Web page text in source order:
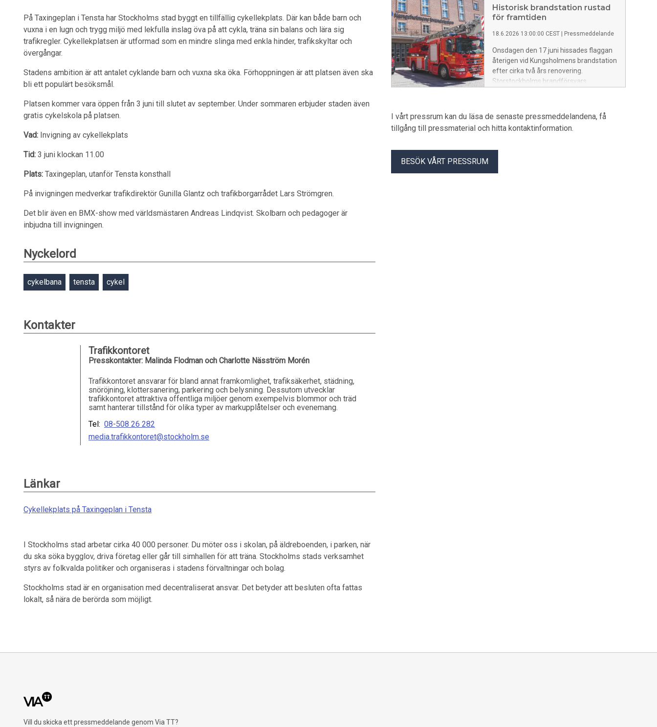
På Taxingeplan i Tensta har Stockholms stad byggt en tillfällig cykellekplats. Där kan både barn och
vuxna i en lugn och trygg miljö med lekfulla inslag öva på att cykla, träna sin balans och lära sig
trafikregler. Cykellekplatsen är utformad som en mindre slinga med enkla hinder, trafikskyltar och
övergångar.
Stadens ambition är att antalet cyklande barn och vuxna ska öka. Förhoppningen är att platsen även ska
bli ett populärt besöksmål.
Platsen kommer vara öppen från 3 juni till slutet av september. Under sommaren erbjuder staden även
gratis cykelskola på platsen.
Vad: Invigning av cykellekplats
Tid: 3 juni klockan 11.00
Plats: Taxingeplan, utanför Tensta konsthall
På invigningen medverkar trafikdirektör Gunilla Glantz och trafikborgarrådet Lars Strömgren.
Det blir även en BMX-show med världsmästaren Andreas Lindqvist. Skolbarn och pedagoger är
inbjudna till invigningen.
Nyckelord
cykelbana tensta cykel
Kontakter
Trafikkontoret
Presskontakter: Malinda Flodman och Charlotte Näsström Morén
Trafikkontoret ansvarar för bland annat framkomlighet, trafiksäkerhet, städning,
snöröjning, klottersanering, parkering och belysning. Dessutom utvecklar
trafikkontoret attraktiva offentliga miljöer genom exempelvis blommor och träd
samt hanterar tillstånd för olika typer av markupplåtelser och evenemang.
Tel: 08-508 26 282
media.trafikkontoret@stockholm.se
Länkar
Cykellekplats på Taxingeplan i Tensta
I Stockholms stad arbetar cirka 40 000 personer. Du möter oss i skolan, på äldreboenden, i parken, när
du ska söka bygglov, driva företag eller går till simhallen för att träna. Stockholms stads verksamhet
styrs av folkvalda politiker och organiseras i stadens förvaltningar och bolag.
Stockholms stad är en organisation med decentraliserat ansvar. Det betyder att besluten ofta fattas
lokalt, så nära de berörda som möjligt.
eleverna som nyligen gick ut årskurs 9
har behörighet till gymnasiet.
året var 87,3 procent. Behörigheten har
betygssystem infördes.
Historisk brandstation rustad
för framtiden
18.6.2026 13:00:00 CEST Pressmeddelande
Onsdagen den 17 juni hissades flaggan
återigen vid Kungsholmens brandstation
efter cirka två års renovering.
Storstockholms brandförsvars
en mer effektiv räddningstjänst.
I vårt pressrum kan du läsa de senaste pressmeddelandena, få
tillgång till pressmaterial och hitta kontaktinformation.
BESÖK VÅRT PRESSRUM
Vill du skicka ett pressmeddelande genom Via TT?